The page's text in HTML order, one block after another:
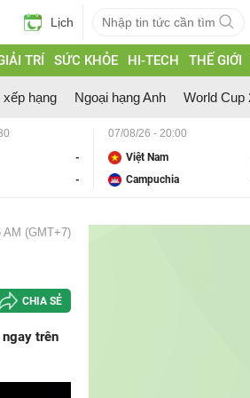
Lịch
TRÍ SỨC KHỎE HI-TECH THẾ GIỚI
xếp hạng Ngoại hạng Anh World Cup
-
-
07/08/26 - 20:00
Việt Nam
Campuchia
AM (GMT+7)
CHIA SẺ
trên